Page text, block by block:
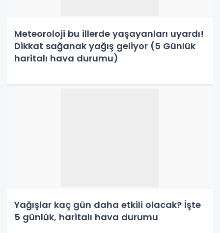
Meteoroloji bu illerde yaşayanları uyardı!
Dikkat sağanak yağış geliyor (5 Günlük
haritalı hava durumu)
Yağışlar kaç gün daha etkili olacak? İşte
5 günlük, haritalı hava durumu